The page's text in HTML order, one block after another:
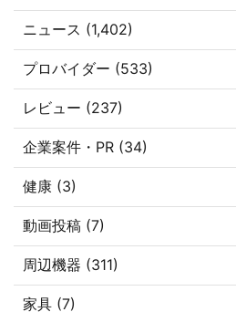
ニュース (1,402)
プロバイダー (533)
レビュー (237)
企業案件・PR (34)
健康 (3)
動画投稿 (7)
周辺機器 (311)
家具 (7)